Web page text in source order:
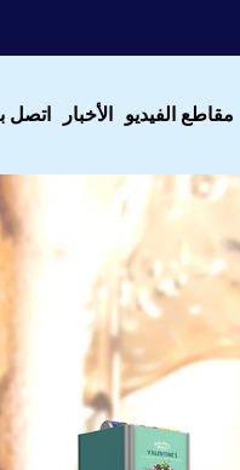
مقاطع الفيديو الأخبار اتصل